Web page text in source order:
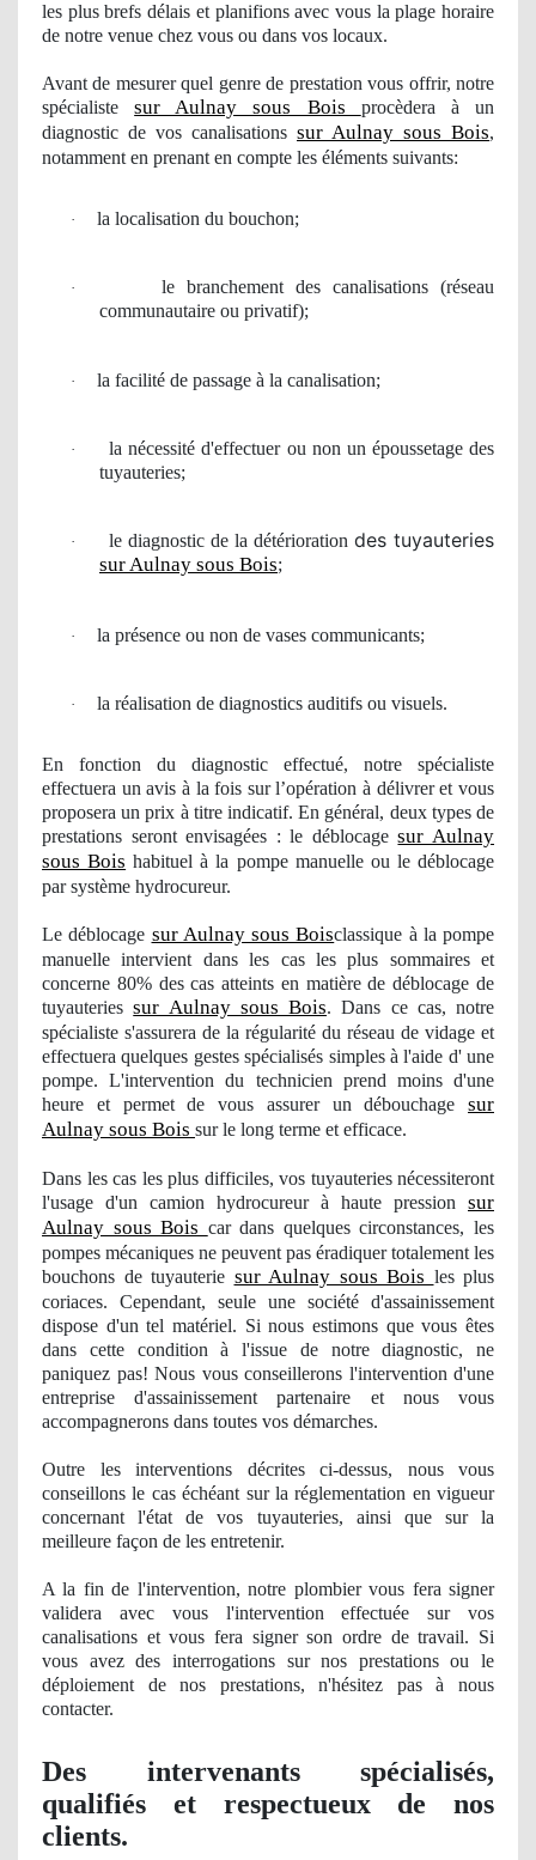
les plus brefs délais et planifions avec vous la plage horaire
de notre venue chez vous ou dans vos locaux.
Avant de mesurerquel genre de prestation vous offrir, notre
spécialistesur Aulnay sous Bois procèdera àun
diagnostic de vos canalisations sur Aulnay sous Bois,
notamment en prenant en compte les éléments suivants:
· la localisation du bouchon;
· le branchement des canalisations (réseau
communautaire ou privatif);
· la facilité de passage à la canalisation;
· la nécessitéd'effectuer ou non un époussetage des
tuyauteries;
· le diagnostic de la détérioration des tuyauteries
sur Aulnay sous Bois;
· la présence ou non de vases communicants;
· la réalisation de diagnostics auditifs ou visuels.
En fonction du diagnostic effectué, notre spécialiste
effectuera un avis à la fois sur l’opération à délivrer et vous
proposera unprix à titreindicatif. En général, deux types de
prestations serontenvisagées : le déblocagesur Aulnay
sous Bois habituel à la pompe manuelle ou le déblocage
par système hydrocureur.
Le déblocage sur Aulnay sous Boisclassique à la pompe
manuelle intervient dans les cas les plus sommaires et
concerne 80% des cas atteints en matière de déblocage de
tuyauteriessur Aulnay sous Bois. Dans ce cas, notre
spécialiste s'assurera de la régularité du réseau de vidage et
effectuera quelques gestes spécialisés simples à l'aide d' une
pompe. L'intervention du technicien prend moins d'une
heure et permet de vous assurerun débouchage sur
Aulnay sous Bois sur le long terme et efficace.
Dans les cas les plus difficiles, vos tuyauteries nécessiteront
l'usage d'un camion hydrocureur à haute pression sur
Aulnay sous Bois car dans quelques circonstances, les
pompes mécaniques ne peuvent pas éradiquer totalement les
bouchons de tuyauterie sur Aulnay sous Bois les plus
coriaces. Cependant, seule une société d'assainissement
dispose d'un tel matériel. Si nous estimons que vous êtes
dans cette condition à l'issue de notre diagnostic, ne
paniquez pas! Nous vous conseillerons l'intervention d'une
entreprise d'assainissement partenaire et nous vous
accompagnerons dans toutes vos démarches.
Outre les interventions décrites ci-dessus, nous vous
conseillons le cas échéant sur la réglementation en vigueur
concernant l'état de vos tuyauteries, ainsi que sur la
meilleure façon de les entretenir.
A la fin de l'intervention, notre plombiervous fera signer
validera avec vous l'intervention effectuée sur vos
canalisations et vous fera signer son ordre de travail. Si
vous avez des interrogations sur nos prestations ou le
déploiement de nos prestations, n'hésitez pas à nous
contacter.
Des intervenants spécialisés,
qualifiés et respectueuxde nos
clients.